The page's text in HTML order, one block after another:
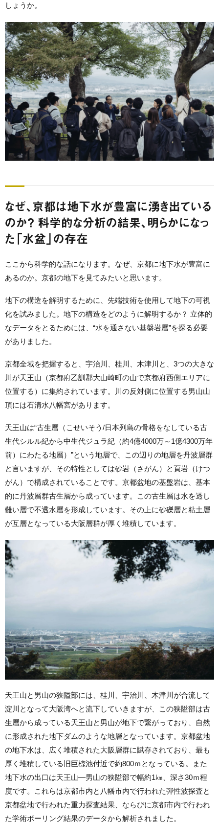
しょうか。
なぜ、京都は地下水が豊富に湧き出ている
のか？ 科学的な分析の結果、明らかになっ
た「水盆」の存在
ここから科学的な話になります。なぜ、京都に地下水が豊富に
あるのか。京都の地下を見てみたいと思います。
地下の構造を解明するために、先端技術を使用して地下の可視
化を試みました。地下の構造をどのように解明するか？ 立体的
なデータをとるためには、“水を通さない基盤岩層”を探る必要
がありました。
京都全域を把握すると、宇治川、桂川、木津川と、3つの大きな
川が天王山（京都府乙訓郡大山崎町の山で京都府西側エリアに
位置する）に集約されています。川の反対側に位置する男山山
頂には石清水八幡宮があります。
天王山は“古生層（こせいそう/​​日本列島の骨格をなしている古
生代シルル紀から中生代ジュラ紀（約4億4000万～1億4300万年
前）にわたる地層）”という地層で、この辺りの地層を丹波層群
と言いますが、その特性としては砂岩（さがん）と頁岩（けつ
がん）で構成されていることです。京都盆地の基盤岩は、基本
的に丹波層群古生層から成っています。この古生層は水を透し
難い層で不透水層を形成しています。その上に砂礫層と粘土層
が互層となっている大阪層群が厚く堆積しています。
天王山と男山の狭隘部には、桂川、宇治川、木津川が合流して
淀川となって大阪湾へと流下していきますが、この狭隘部は古
生層から成っている天王山と男山が地下で繋がっており、自然
に形成された地下ダムのような地層となっています。京都盆地
の地下水は、広く堆積された大阪層群に賦存されており、最も
厚く堆積している旧巨椋池付近で約800ｍとなっている。また
地下水の出口は天王山―男山の狭隘部で幅約1㎞、深さ30ｍ程
度です。これらは京都市内と八幡市内で行われた弾性波探査と
京都盆地で行われた重力探査結果、ならびに京都市内で行われ
た学術ボーリング結果のデータから解析されました。